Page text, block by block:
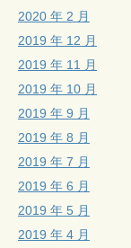
2020 年 2 月
2019 年 12 月
2019 年 11 月
2019 年 10 月
2019 年 9 月
2019 年 8 月
2019 年 7 月
2019 年 6 月
2019 年 5 月
2019 年 4 月